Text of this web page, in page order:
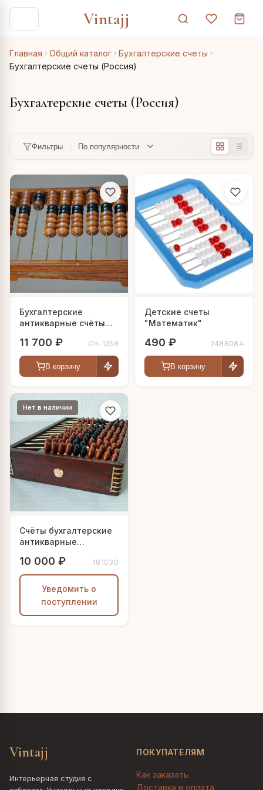
Vintajj
Главная Общий каталог
Бухгалтерские счеты
Бухгалтерские счеты (Россия)
Бухгалтерские счеты (Россия)
Фильтры
Бухгалтерские
антикварные счёты
11 700 ₽ СЧ-1258
В корзину
Детские счеты
"Математик"
490 ₽ 2488084
В корзину
Нет в наличии
Счёты бухгалтерские
антикварные
10 000 ₽ 181030
Уведомить о
поступлении
Vintajj
Интерьерная студия с
ПОКУПАТЕЛЯМ
Как заказать
Доставка и оплата